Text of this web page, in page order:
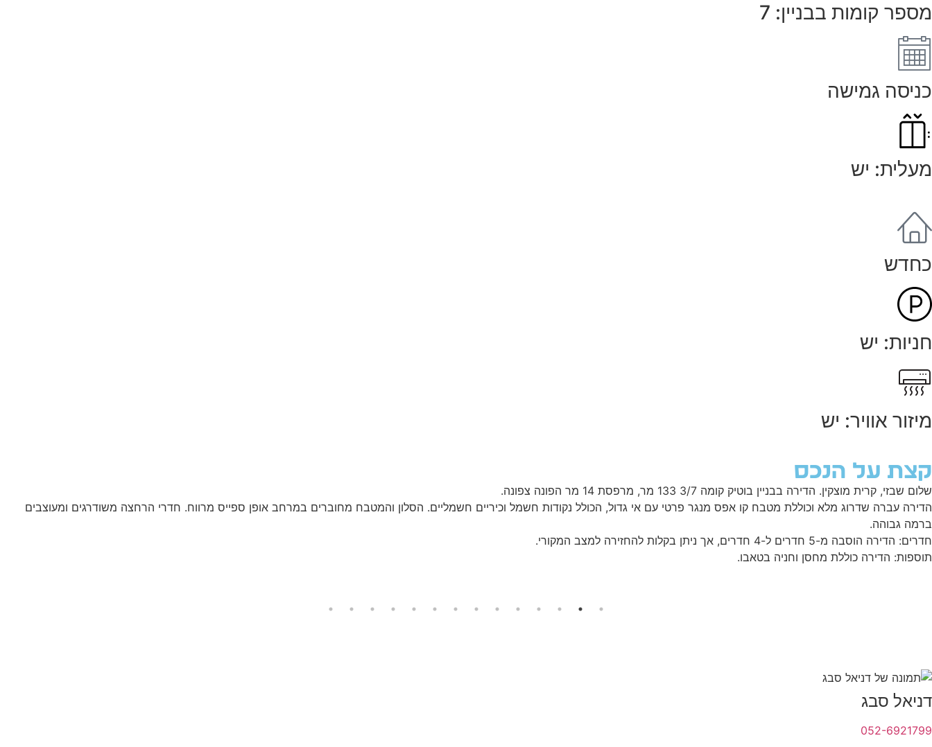
מספר קומות בבניין: 7
כניסה גמישה
מעלית: יש
כחדש
חניות: יש
מיזור אוויר: יש
קצת על הנכס
שלום שבזי, קרית מוצקין. הדירה בבניין בוטיק קומה 3/7 133 מר, מרפסת 14 מר הפונה צפונה.
הדירה עברה שדרוג מלא וכוללת מטבח קו אפס מנגר פרטי עם אי גדול, הכולל נקודות חשמל וכיריים חשמליים. הסלון והמטבח מחוברים במרחב אופן ספייס מרווח. חדרי הרחצה משודרגים ומעוצבים
ברמה גבוהה.
חדרים: הדירה הוסבה מ-5 חדרים ל-4 חדרים, אך ניתן בקלות להחזירה למצב המקורי.
תוספות: הדירה כוללת מחסן וחניה בטאבו.
דניאל סבג
052-6921799